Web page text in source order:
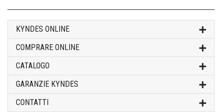
KYNDES ONLINE
COMPRARE ONLINE
CATALOGO
GARANZIE KYNDES
CONTATTI